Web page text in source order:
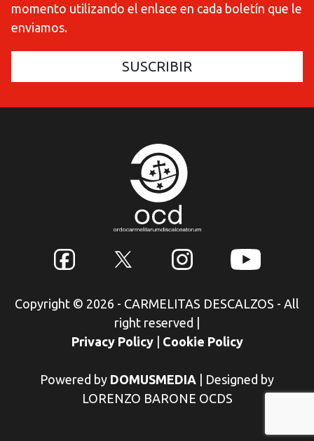
momento utilizando el enlace en cada boletín que le
enviamos.
Copyright © 2026 - CARMELITAS DESCALZOS - All
right reserved
Privacy Policy
Cookie Policy
Powered by DOMUSMEDIA
Designed by
LORENZO BARONE OCDS